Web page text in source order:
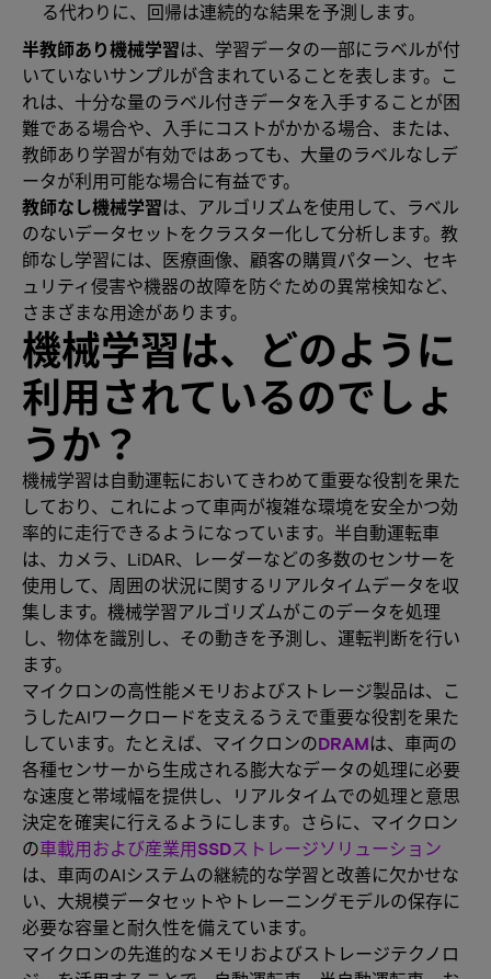
る代わりに、回帰は連続的な結果を予測します。
半教師あり機械学習は、学習データの一部にラベルが付
いていないサンプルが含まれていることを表します。こ
れは、十分な量のラベル付きデータを入手することが困
難である場合や、入手にコストがかかる場合、または、
教師あり学習が有効ではあっても、大量のラベルなしデ
ータが利用可能な場合に有益です。
教師なし機械学習は、アルゴリズムを使用して、ラベル
のないデータセットをクラスター化して分析します。教
師なし学習には、医療画像、顧客の購買パターン、セキ
ュリティ侵害や機器の故障を防ぐための異常検知など、
さまざまな用途があります。
機械学習は、どのように
利用されているのでしょ
うか？
機械学習は自動運転においてきわめて重要な役割を果た
しており、これによって車両が複雑な環境を安全かつ効
率的に走行できるようになっています。半自動運転車
は、カメラ、LiDAR、レーダーなどの多数のセンサーを
使用して、周囲の状況に関するリアルタイムデータを収
集します。機械学習アルゴリズムがこのデータを処理
し、物体を識別し、その動きを予測し、運転判断を行い
ます。
マイクロンの高性能メモリおよびストレージ製品は、こ
うしたAIワークロードを支えるうえで重要な役割を果た
しています。たとえば、マイクロンのDRAMは、車両の
各種センサーから生成される膨大なデータの処理に必要
な速度と帯域幅を提供し、リアルタイムでの処理と意思
決定を確実に行えるようにします。さらに、マイクロン
の車載用および産業用SSDストレージソリューション
は、車両のAIシステムの継続的な学習と改善に欠かせな
い、大規模データセットやトレーニングモデルの保存に
必要な容量と耐久性を備えています。
マイクロンの先進的なメモリおよびストレージテクノロ